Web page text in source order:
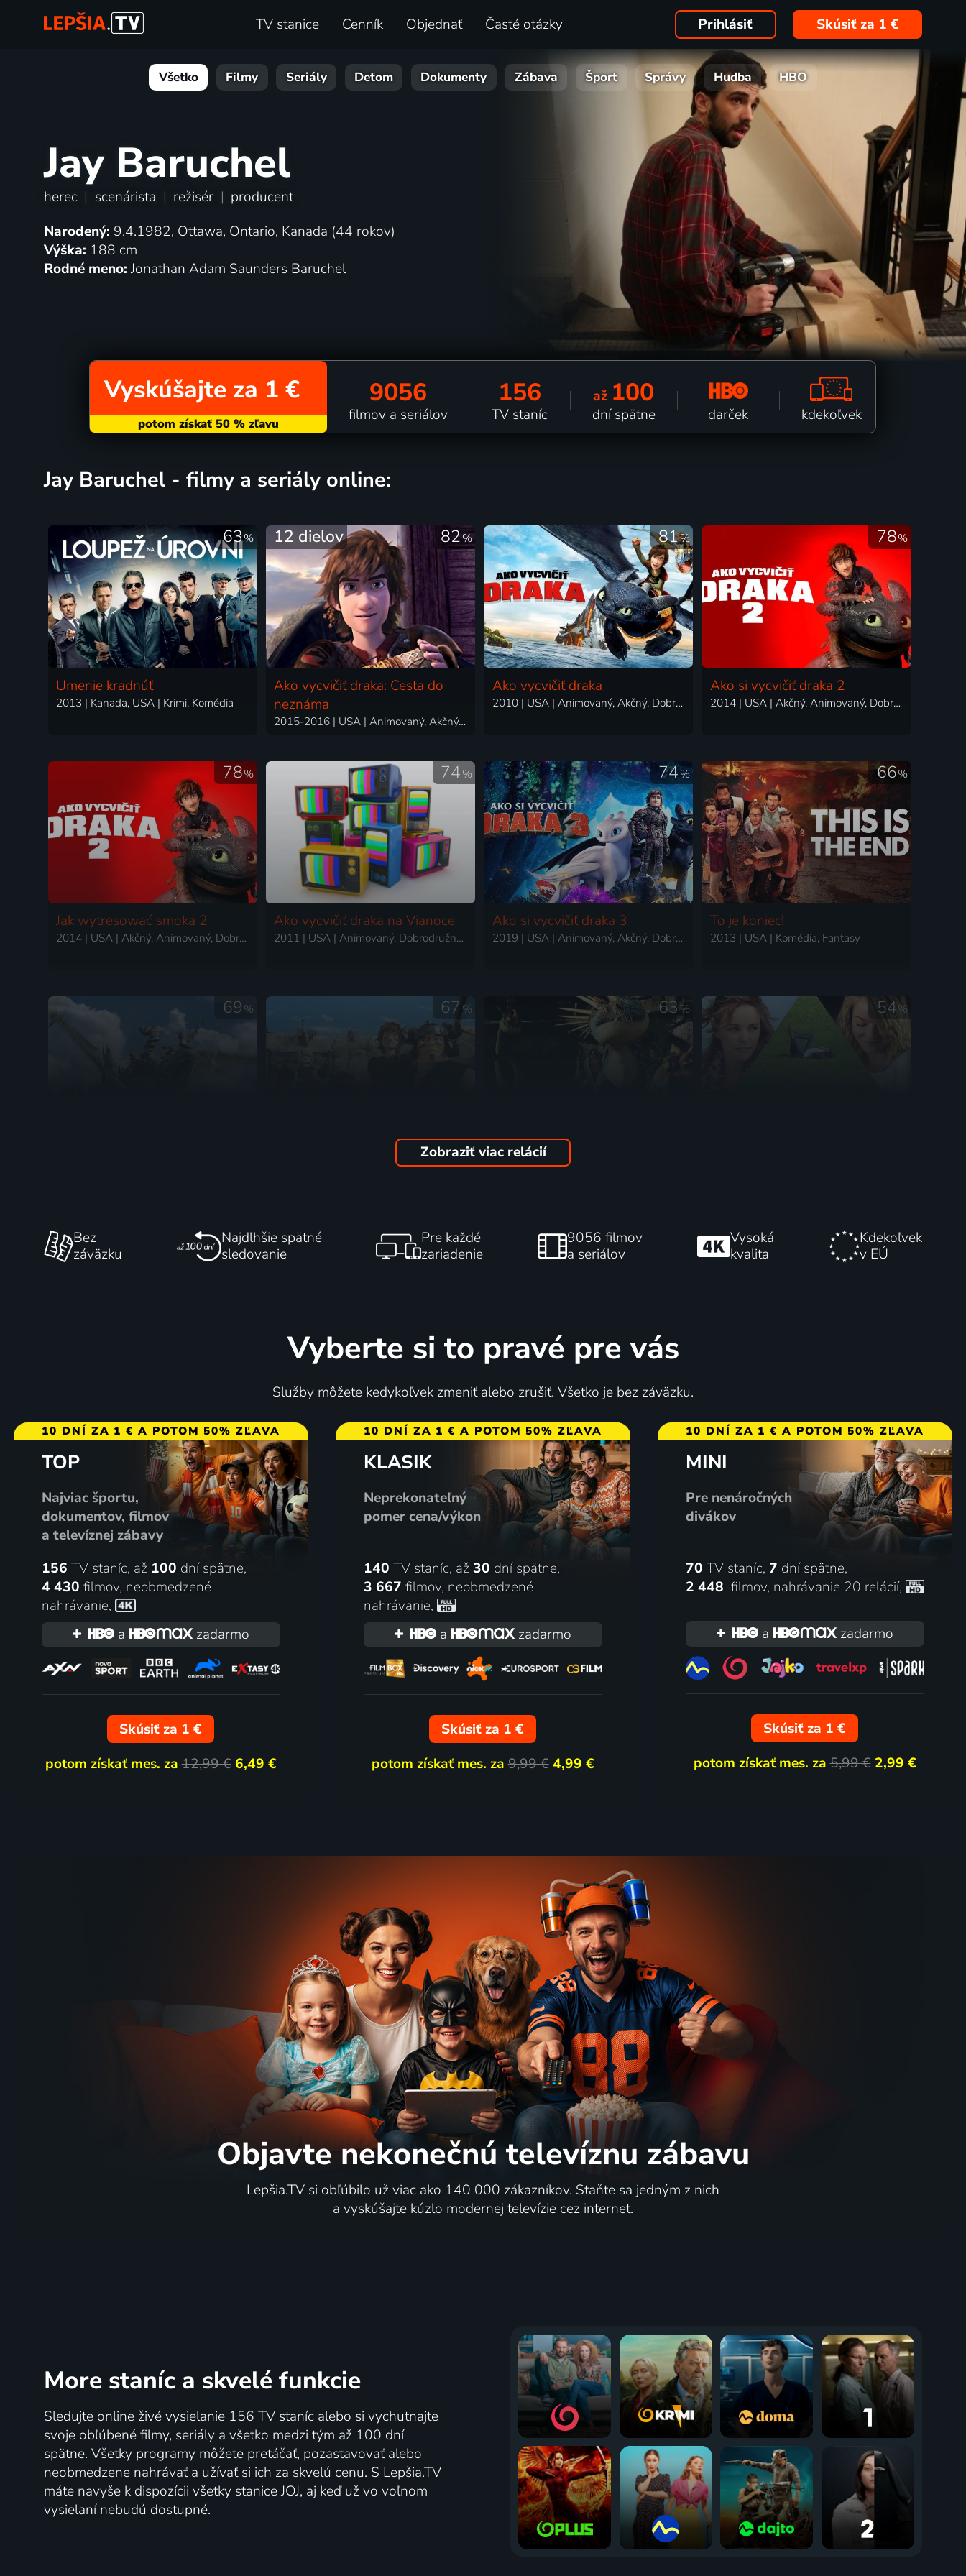
TV stanice Cenník Objednať Časté otázky Prihlásiť Skúsiť za 1 €
Všetko Filmy Seriály Deťom Dokumenty Zábava Šport Správy Hudba HBO
Jay Baruchel
herec | scenárista | režisér | producent
Narodený: 9.4.1982, Ottawa, Ontario, Kanada (44 rokov)
Výška: 188 cm
Rodné meno:Jonathan Adam Saunders Baruchel
Vyskúšajte za 1 € 9056
filmov a seriálov
156
TV staníc
až 100
dní spätne darček kdekoľvek
Jay Baruchel - filmy a seriály online:
63%
Umenie kradnúť
2013 | Kanada, USA | Krimi, Komédia
82%
12 dielov
Ako vycvičiť draka: Cesta do
neznáma
2015-2016 | USA | Animovaný, Akčný, Dobrodružný, Fantasy, Komédia, Rodinný
81%
Ako vycvičiť draka
2010 | USA | Animovaný, Akčný, Dobrodružný, Fantasy, Rodinný
78%
Ako si vycvičiť draka 2
2014 | USA | Akčný, Animovaný, Dobrodružný, Fantasy, Komédia, Rodinný
78%
Jak wytresować smoka 2
2014 | USA | Akčný, Animovaný, Dobrodružný, Fantasy, Komédia, Rodinný
74%
Ako vycvičiť draka na Vianoce
2011 | USA | Animovaný, Dobrodružný, Rodinný
74%
Ako si vycvičiť draka 3
2019 | USA | Animovaný, Akčný, Dobrodružný, Dráma, Fantasy, Komédia, Rozprávka, Rodinný
66%
To je koniec!
2013 | USA | Komédia, Fantasy
69% 67 % 63%
Jak vycvičit draka: Lexikon
54%
Zobraziť viac relácií
Bez
záväzku
Najdlhšie spätné
sledovanie
Pre každé
zariadenie
9056 filmov
a seriálov
Vysoká
kvalita
Kdekoľvek
v EÚ
Vyberte si to pravé pre vás
Služby môžete kedykoľvek zmeniť alebo zrušiť. Všetko je bez záväzku.
10 DNÍ ZA 1 € A POTOM 50% ZĽAVA
TOP
Najviac športu,
dokumentov, filmov
a televíznej zábavy
156 TV staníc, až 100 dní spätne,
4 430 filmov, neobmedzené
nahrávanie,
a
zadarmo
Skúsiť za 1 €
potom získať mes. za12,99 € 6,49 €
10 DNÍ ZA 1 € A POTOM 50% ZĽAVA
KLASIK
Neprekonateľný
pomer cena/výkon
140 TV staníc, až 30 dní spätne,
3 667 filmov, neobmedzené
nahrávanie,
a
zadarmo
Skúsiť za 1 €
potom získať mes. za9,99 € 4,99 €
10 DNÍ ZA 1 € A POTOM 50% ZĽAVA
MINI
Pre nenáročných
divákov
70 TV staníc, 7 dní spätne,
2 448 filmov, nahrávanie 20 relácií,
a zadarmo
Skúsiť za 1 €
potom získať mes. za5,99 € 2,99 €
Objavte nekonečnú televíznu zábavu
Lepšia.TV si obľúbilo už viac ako 140 000 zákazníkov. Staňte sa jedným z nich
a vyskúšajte kúzlo modernej televízie cez internet.
More staníc a skvelé funkcie
Sledujte online živé vysielanie 156 TV staníc alebo si vychutnajte
svoje obľúbené filmy, seriály a všetko medzi tým až 100 dní
spätne. Všetky programy môžete pretáčať, pozastavovať alebo
neobmedzene nahrávať a užívať si ich za skvelú cenu. S Lepšia.TV
máte navyše k dispozícii všetky stanice JOJ, aj keď už vo voľnom
vysielaní nebudú dostupné.